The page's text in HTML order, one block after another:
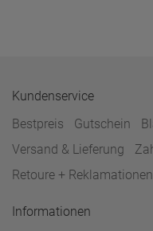
Kundenservice
Bestpreis
Gutschein
Versand & Lieferung
Retoure + Reklamationen
Informationen